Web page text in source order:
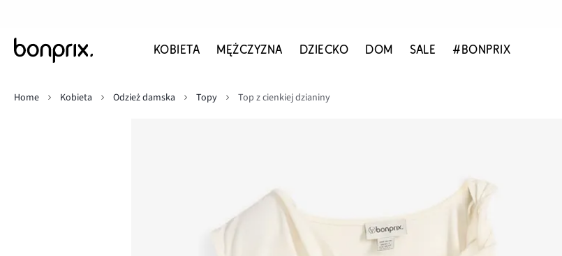
KOBIETA MĘŻCZYZNA DZIECKO DOM SALE #BONPRIX
Home
Kobieta Odzież damska Topy Top z cienkiej dzianiny